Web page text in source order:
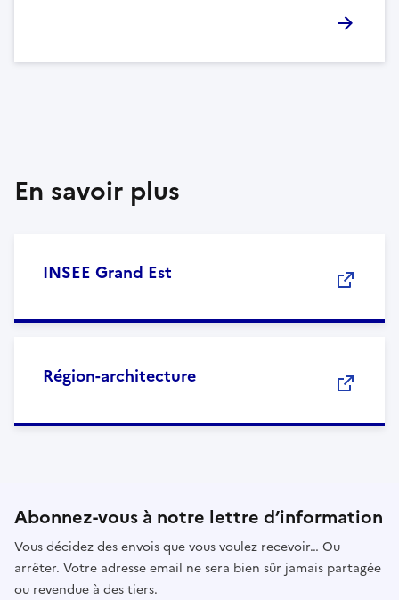
En savoir plus
INSEE Grand Est
Région-architecture
Abonnez-vous à notre lettre d’information
Vous décidez des envois que vous voulez recevoir… Ou
arrêter. Votre adresse email ne sera bien sûr jamais partagée
ou revendue à des tiers.